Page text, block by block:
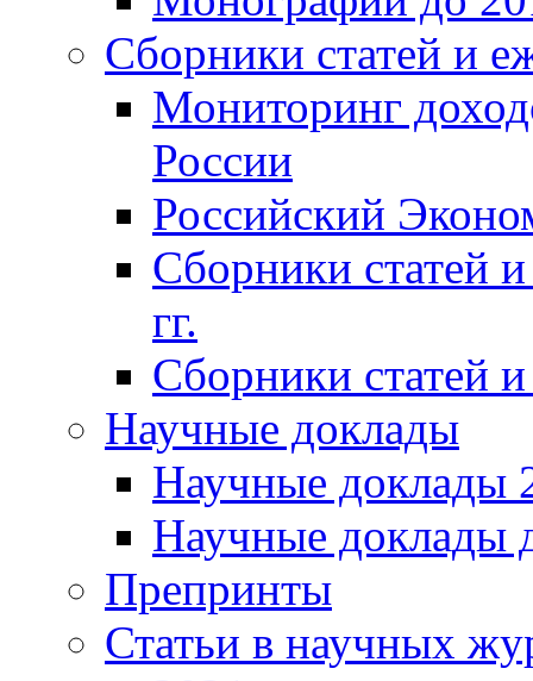
Сборники статей и
Мониторинг
России
Российский
Сборники статей
гг.
Сборники статей
Научные доклады
Научные доклады
Научные доклады
Препринты
Статьи в научных